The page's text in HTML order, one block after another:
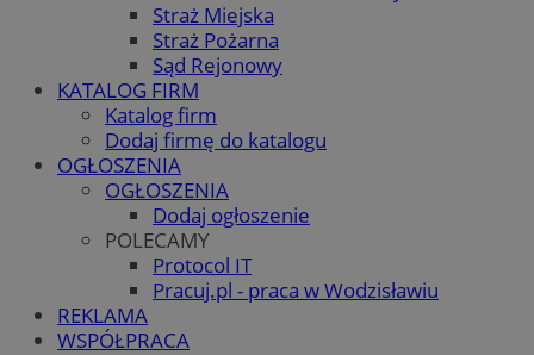
Straż Miejska
Straż Pożarna
Sąd Rejonowy
KATALOG FIRM
Katalog firm
Dodaj firmę do katalogu
OGŁOSZENIA
OGŁOSZENIA
Dodaj ogłoszenie
POLECAMY
Protocol IT
Pracuj.pl - praca w Wodzisławiu
REKLAMA
WSPÓŁPRACA